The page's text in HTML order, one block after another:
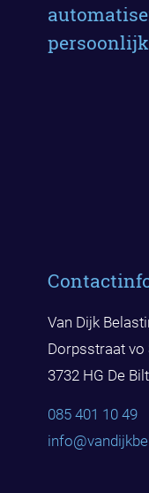
Van Dijk
Dorpsstraat vo
3732 HG De Bilt
085 401 10 49